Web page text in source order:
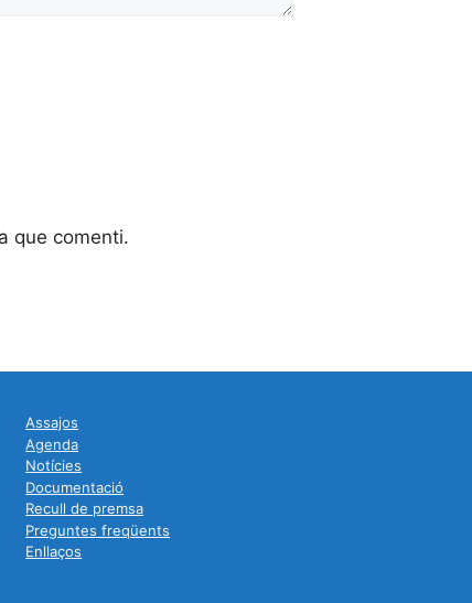
que comenti.
Assajos
Agenda
Notícies
Documentació
Recull de premsa
Preguntes freqüents
Enllaços